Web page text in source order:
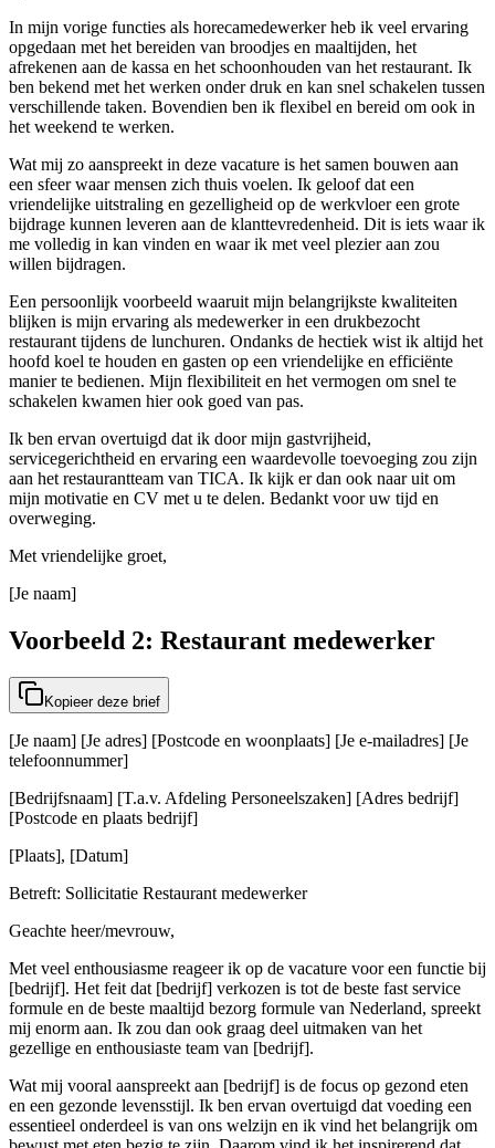
In mijn vorige functies als horecamedewerker heb ik veel ervaring
opgedaan met het bereiden van broodjes en maaltijden, het
afrekenen aan de kassa en het schoonhouden van het restaurant. Ik
ben bekend met het werken onder druk en kan snel schakelen tussen
verschillende taken. Bovendien ben ik flexibel en bereid om ook in
het weekend te werken.
Wat mij zo aanspreekt in deze vacature is het samen bouwen aan
een sfeer waar mensen zich thuis voelen. Ik geloof dat een
vriendelijke uitstraling en gezelligheid op de werkvloer een grote
bijdrage kunnen leveren aan de klanttevredenheid. Dit is iets waar ik
me volledig in kan vinden en waar ik met veel plezier aan zou
willen bijdragen.
Een persoonlijk voorbeeld waaruit mijn belangrijkste kwaliteiten
blijken is mijn ervaring als medewerker in een drukbezocht
restaurant tijdens de lunchuren. Ondanks de hectiek wist ik altijd het
hoofd koel te houden en gasten op een vriendelijke en efficiënte
manier te bedienen. Mijn flexibiliteit en het vermogen om snel te
schakelen kwamen hier ook goed van pas.
Ik ben ervan overtuigd dat ik door mijn gastvrijheid,
servicegerichtheid en ervaring een waardevolle toevoeging zou zijn
aan het restaurantteam van TICA. Ik kijk er dan ook naar uit om
mijn motivatie en CV met u te delen. Bedankt voor uw tijd en
overweging.
Met vriendelijke groet,
[Je naam]
Voorbeeld 2: Restaurant medewerker
Kopieer deze brief
[Je naam] [Je adres] [Postcode en woonplaats] [Je e-mailadres] [Je
telefoonnummer]
[Bedrijfsnaam] [T.a.v. Afdeling Personeelszaken] [Adres bedrijf]
[Postcode en plaats bedrijf]
[Plaats], [Datum]
Betreft: Sollicitatie Restaurant medewerker
Geachte heer/mevrouw,
Met veel enthousiasme reageer ik op de vacature voor een functie bij
[bedrijf]. Het feit dat [bedrijf] verkozen is tot de beste fast service
formule en de beste maaltijd bezorg formule van Nederland, spreekt
mij enorm aan. Ik zou dan ook graag deel uitmaken van het
gezellige en enthousiaste team van [bedrijf].
Wat mij vooral aanspreekt aan [bedrijf] is de focus op gezond eten
en een gezonde levensstijl. Ik ben ervan overtuigd dat voeding een
essentieel onderdeel is van ons welzijn en ik vind het belangrijk om